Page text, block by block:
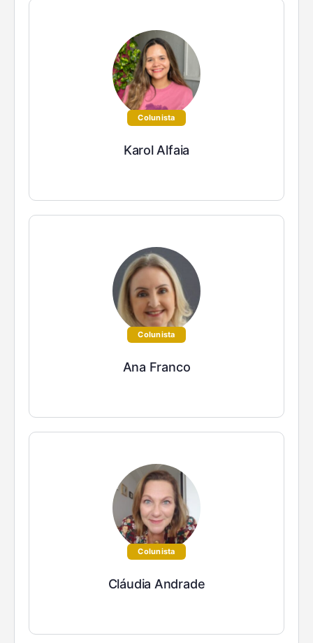
Colunista
Karol Alfaia
Colunista
Ana Franco
Colunista
Cláudia Andrade